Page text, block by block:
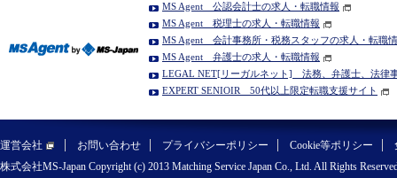
MS Agent 公認会計士の求人・転職情報
MS Agent 税理士の求人・転職情報
MS Agent 会計事務所・税務スタッフの求人・転職
MS Agent 弁護士の求人・転職情報
LEGAL NET[リーガルネット] 法務、弁護士、法律
EXPERT SENIOIR 50代以上限定転職支援サイト
運営会社 お問い合わせ プライバシーポリシー Cookie等ポリシー
株式会社MS-Japan Copyright (c) 2013 Matching Service Japan Co., Ltd. All Rights